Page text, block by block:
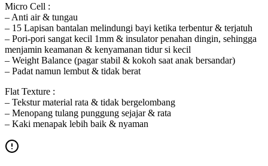
Micro Cell :
– Anti air & tungau
– 15 Lapisan bantalan melindungi bayi ketika terbentur & terjatuh
– Pori-pori sangat kecil 1mm & insulator penahan dingin, sehingga
menjamin keamanan & kenyamanan tidur si kecil
– Weight Balance (pagar stabil & kokoh saat anak bersandar)
– Padat namun lembut & tidak berat
Flat Texture :
– Tekstur material rata & tidak bergelombang
– Menopang tulang punggung sejajar & rata
– Kaki menapak lebih baik & nyaman